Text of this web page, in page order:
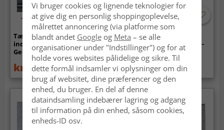
-50%
Tæpper til
indendørs/udendørs brug -
Geiranger (sort)
kr.149 kr.299
Tæpper til
indendørs/udendørs brug -
Arcata (rød)
kr.369
Vi bruger cookies og lignende teknologier for
at give dig en personlig shoppingoplevelse,
målrettet annoncering (via platforme som
blandt andet Googleog Meta – se alle
organisationer under "Indstillinger") og for at
holde vores websites pålidelige og sikre. Til
dette formål indsamler vi oplysninger om din
brug af websitet, dine præferencer og den
enhed, du bruger. En del af denne
dataindsamling indebærer lagring og adgang
til information på din enhed, såsom cookies,
enheds-ID osv.